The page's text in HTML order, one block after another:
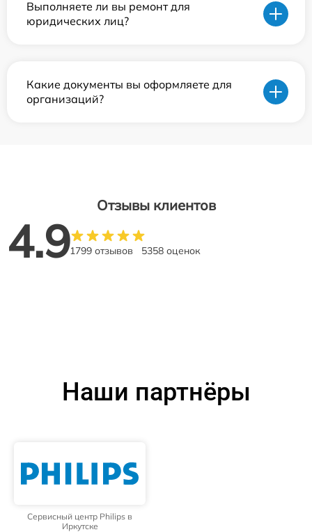
Выполняете ли вы ремонт для
юридических лиц?
Какие документы вы оформляете для
организаций?
Отзывы клиентов
4.91799 отзывов 5358 оценок
Наши партнёры
Сервисный центр Philips в
Иркутске